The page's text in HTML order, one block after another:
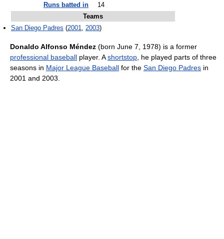
Runs batted in
14
Teams
San Diego Padres (2001, 2003)
Donaldo Alfonso Méndez (born June 7, 1978) is a former
professional baseball player. Ashortstop , he played parts of three
seasons in Major League Baseball for the San Diego Padres in
2001 and 2003.